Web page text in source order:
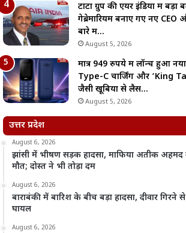
टाटा ग्रुप की एयर इंडिया में बड़ा
गेब्रेमारियम बनाए गए नए
बारे में…
August 5, 2026
मात्र 949 रुपये में लॉन्च हुआ
Type-C चार्जिंग और ‘King
जैसी खूबियों से लैस…
August 5, 2026
उत्तर प्रदेश
August 6, 2026
झांसी में भीषण सड़क हादसा, माफिया अतीक
मौत; दोस्त ने भी तोड़ा दम
August 6, 2026
बाराबंकी में बारिश के बीच बड़ा हादसा, दीवार गिरने
घायल
August 6, 2026